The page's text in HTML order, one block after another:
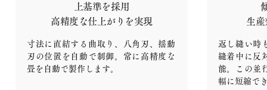
上基準を採用
高精度な仕上がりを実現
寸法に直結する曲取り、八角刃、揺動
刃の位置を自動で制御。常に高精度な
畳を自動で製作します。
生産
返し縫い時
縫着中に反
能。この並
幅に短縮で